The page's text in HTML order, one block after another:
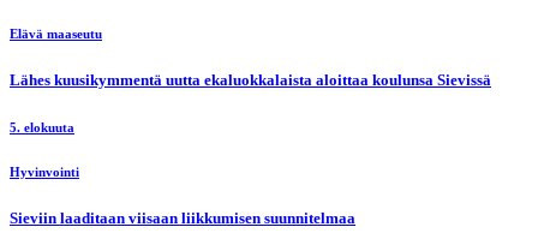
Elävä maaseutu
Lähes kuusikymmentä uutta ekaluokkalaista aloittaa koulunsa Sievissä
5. elokuuta
Hyvinvointi
Sieviin laaditaan viisaan liikkumisen suunnitelmaa